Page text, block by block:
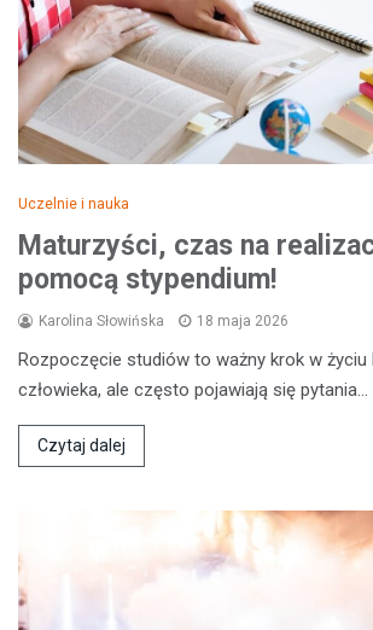
Uczelnie i nauka
Maturzyści, czas na
pomocą stypendium!
Karolina Słowińska 18 maja 2026
Rozpoczęcie studiów to ważny krok w życiu
człowieka, ale często pojawiają się pytania…
Czytaj dalej